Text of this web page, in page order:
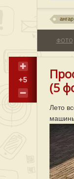
ангар
ФОТО
+5
(5
Лето